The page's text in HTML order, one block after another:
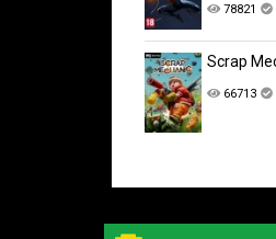
78821
Scrap
66713